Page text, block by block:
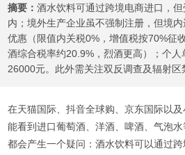
摘要：酒水饮料可通过跨境电商进口，
内；境外生产企业虽不强制注册，但境
优惠（限值内关税0%，增值税按70%征
酒综合税率约20.9%，烈酒更高）；个
26000元。此外需关注双反调查及辐射区
在天猫国际、抖音全球购、京东国际以
能看到进口葡萄酒、洋酒、啤酒、气泡
都会产生一个疑问：酒水饮料可以通过